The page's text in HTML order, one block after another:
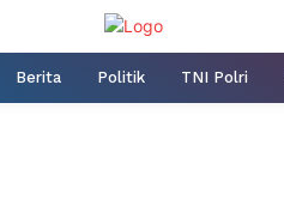
Berita Politik TNI Polri